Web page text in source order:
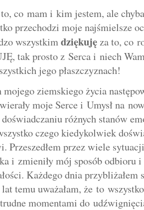
co mam i kim jestem, ale
przechodzi moje najśmielsze
wszystkimdziękujęza to, co
tak prosto z Serca i niech
jego płaszczyznach!
ziemskiego życia
moje Serce i Umysł na
różnych stanów
czego kiedykolwiek
Przeszedłem przez wiele
i zmieniły mój sposób odbioru
Każdego dnia przybliżałem
temu uważałam, że to
momentami do